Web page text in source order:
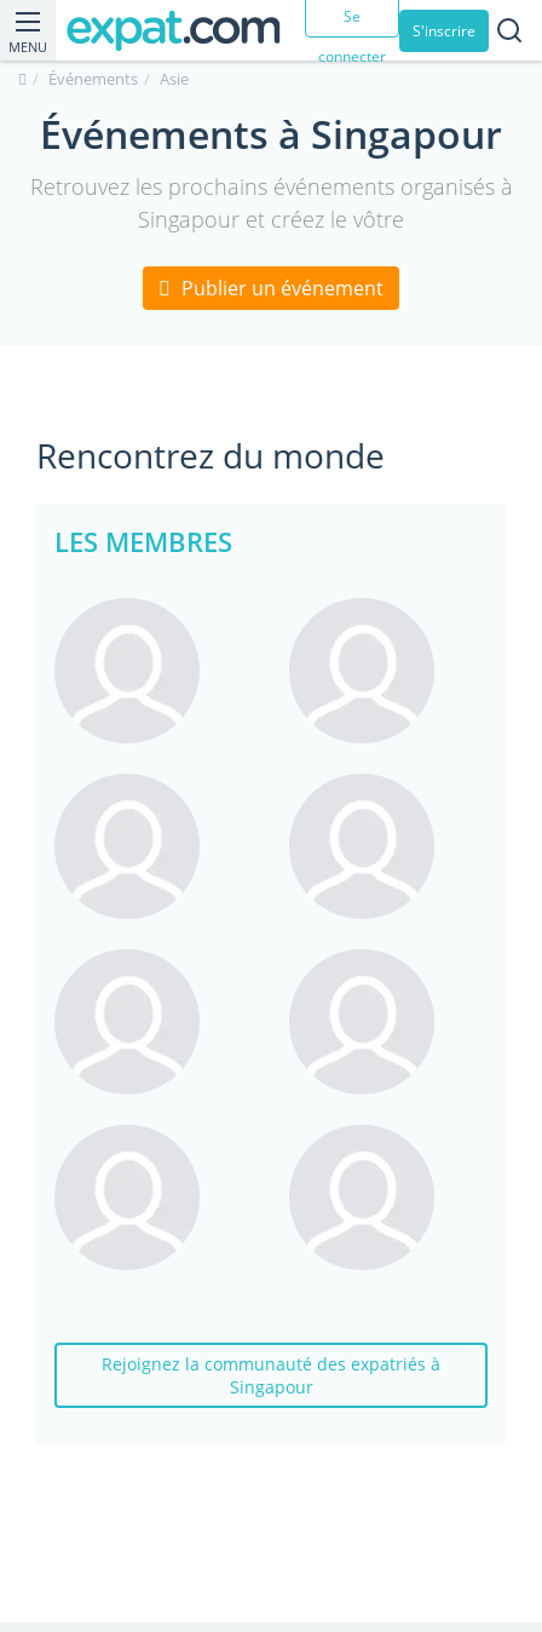
MENU
Se
connecter
S'inscrire
Événements Asie
Événements à Singapour
Retrouvez les prochains événements organisés à
Singapour et créez le vôtre
Publier un événement
Rencontrez du monde
LES MEMBRES
Rejoignez la communauté des expatriés à
Singapour